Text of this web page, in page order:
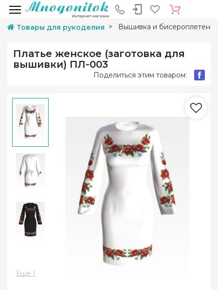
Товары для рукоделия Вышивка и
Платье женское (заготовка для
вышивки) ПЛ-003
Поделиться этим товаром:
Еще 1